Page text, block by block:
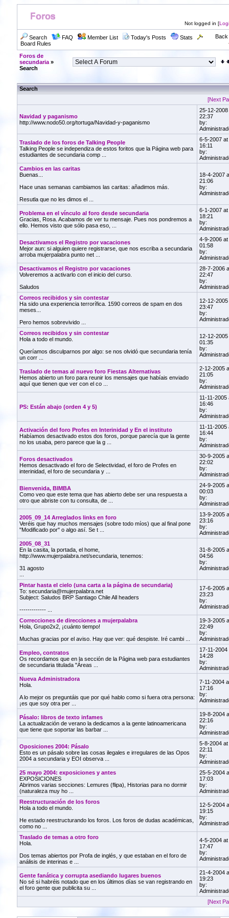
Not logged in [
Search FAQ Member List Today's Posts
Stats
Board Rules
Back
Foros de
secundaria»
Search
Search
[Next
Navidad y paganismo
http://www.nodo50.org/tortuga/Navidad-y-paganismo
25-12-2008
22:37
by:
Traslado de los foros de Talking People
Talking People se independiza de estos foritos que la Página web para
estudiantes de secundaria comp ...
6-5-2007 at
16:11
by:
Cambios en las caritas
Buenas...
Hace unas semanas cambiamos las caritas: añadimos más.
Resutla que no les dimos el ...
18-4-2007
21:06
by:
Problema en el vínculo al foro desde secundaria
Gracias, Rosa. Acabamos de ver tu mensaje. Pues nos pondremos a
ello. Hemos visto que sólo pasa eso, ...
6-1-2007 at
18:21
by:
Desactivamos el Registro por vacaciones
Mejor aun: si alguien quiere registrarse, que nos escriba a secundaria
arroba mujerpalabra punto net ...
4-9-2006 at
01:58
by:
Desactivamos el Registro por vacaciones
Volveremos a activarlo con el inicio del curso.
Saludos
28-7-2006
22:47
by:
Correos recibidos y sin contestar
Ha sido una experiencia terrorífica. 1590 correos de spam en dos
meses...
Pero hemos sobrevivido ...
12-12-2005
23:47
by:
Correos recibidos y sin contestar
Hola a todo el mundo.
Queríamos disculparnos por algo: se nos olvidó que secundaria tenía
un corr ...
12-12-2005
01:35
by:
Traslado de temas al nuevo foro Fiestas Alternativas
Hemos abierto un foro para reunir los mensajes que habíais enviado
aquí que tienen que ver con el co ...
2-12-2005
21:05
by:
PS: Están abajo (orden 4 y 5)
11-11-2005
16:46
by:
Activación del foro Profes en Interinidad y En el instituto
Habíamos desactivado estos dos foros, porque parecía que la gente
no los usaba, pero parece que la g ...
11-11-2005
16:44
by:
Foros desactivados
Hemos desactivado el foro de Selectividad, el foro de Profes en
interinidad, el foro de secundaria y ...
30-9-2005
22:02
by:
Bienvenida, BIMBA
Como veo que este tema que has abierto debe ser una respuesta a
otro que abriste con tu consulta, de ...
24-9-2005
00:03
by:
2005_09_14 Arreglados links en foro
Veréis que hay muchos mensajes (sobre todo míos) que al final pone
"Modificado por" o algo así. Se t ...
13-9-2005
23:16
by:
2005_08_31
En la casita, la portada, el home,
http://www.mujerpalabra.net/secundaria, tenemos:
31 agosto
31-8-2005
04:56
by:
Pintar hasta el cielo (una carta a la página de secundaria)
To: secundaria@mujerpalabra.net
Subject: Saludos BRP Santiago Chile All headers
------------- ...
17-6-2005
23:23
by:
Correcciones de direcciones a mujerpalabra
Hola, Grupo2x2, ¡cuánto tiempo!
Muchas gracias por el aviso. Hay que ver: qué despiste. Iré cambi ...
19-3-2005
22:49
by:
Empleo, contratos
Os recordamos que en la sección de la Página web para estudiantes
de secundaria titulada "Áreas ...
17-11-2004
14:28
by:
Nueva Administradora
Hola.
A lo mejor os preguntáis que por qué hablo como si fuera otra persona:
¡es que soy otra per ...
7-11-2004
17:16
by:
Pásalo: libros de texto infames
La actualización de verano la dedicamos a la gente latinoamericana
que tiene que soportar las barbar ...
19-8-2004
22:16
by:
Oposiciones 2004: Pásalo
Esto es un pásalo sobre las cosas ilegales e irregulares de las Opos
2004 a secundaria y EOI observa ...
5-8-2004 at
22:11
by:
25 mayo 2004: exposiciones y antes
EXPOSICIONES
Abrimos varias secciones: Lemures (flipa), Historias para no dormir
(naturaleza muy ho ...
25-5-2004
17:03
by:
Reestructuración de los foros
Hola a todo el mundo.
He estado reestructurando los foros. Los foros de dudas académicas,
como no ...
12-5-2004
19:15
by:
Traslado de temas a otro foro
Hola.
Dos temas abiertos por Profa de inglés, y que estaban en el foro de
análisis de interinas e ...
4-5-2004 at
17:47
by:
Gente fanática y corrupta asediando lugares buenos
No sé si habréis notado que en los últimos días se van registrando en
el foro gente que publicita su ...
21-4-2004
19:23
by:
[Next